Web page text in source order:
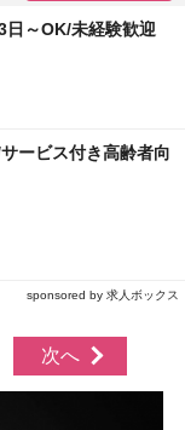
日～OK/未経験歓迎
ービス付き高齢者向
sponsored by 求人ボックス
次へ